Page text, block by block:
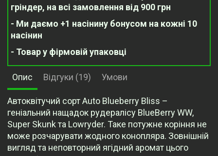
гріндер, на всі замовлення від 900 грн
- Ми даємо +1 насінину бонусом на кожні 10
насінин
- Товар у фірмовій упаковці
Опис Відгуки (19) Умови
Автоквітучий сорт Auto Blueberry Bliss –
геніальний нащадок рудералісу BlueBerry WW,
Super Skunk та Lowryder. Таке потужне коріння не
може розчарувати жодного конопляра. Зовнішній
вигляд та неповторний ягідний аромат цього